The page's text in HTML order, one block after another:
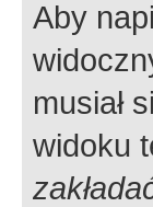
Aby
musiał
widoku